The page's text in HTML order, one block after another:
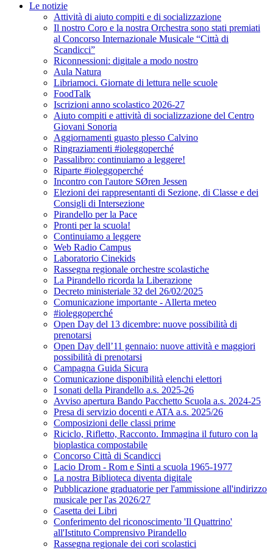
Le notizie
Attività di aiuto compiti e di socializzazione
Il nostro Coro e la nostra Orchestra sono stati premiati
al Concorso Internazionale Musicale “Città di
Scandicci”
Riconnessioni: digitale a modo nostro
Aula Natura
Libriamoci. Giornate di lettura nelle scuole
FoodTalk
Iscrizioni anno scolastico 2026-27
Aiuto compiti e attività di socializzazione del Centro
Giovani Sonoria
Aggiornamenti guasto plesso Calvino
Ringraziamenti #ioleggoperché
Passalibro: continuiamo a leggere!
Riparte #ioleggoperché
Incontro con l'autore SØren Jessen
Elezioni dei rappresentanti di Sezione, di Classe e dei
Consigli di Intersezione
Pirandello per la Pace
Pronti per la scuola!
Continuiamo a leggere
Web Radio Campus
Laboratorio Cinekids
Rassegna regionale orchestre scolastiche
La Pirandello ricorda la Liberazione
Decreto ministeriale 32 del 26/02/2025
Comunicazione importante - Allerta meteo
#ioleggoperché
Open Day del 13 dicembre: nuove possibilità di
prenotarsi
Open Day dell’11 gennaio: nuove attività e maggiori
possibilità di prenotarsi
Campagna Guida Sicura
Comunicazione disponibilità elenchi elettori
I sonati della Pirandello a.s. 2025-26
Avviso apertura Bando Pacchetto Scuola a.s. 2024-25
Presa di servizio docenti e ATA a.s. 2025/26
Composizioni delle classi prime
Riciclo, Rifletto, Racconto. Immagina il futuro con la
bioplastica compostabile
Concorso Città di Scandicci
Lacio Drom - Rom e Sinti a scuola 1965-1977
La nostra Biblioteca diventa digitale
Pubblicazione graduatorie per l'ammissione all'indirizzo
musicale per l'as 2026/27
Casetta dei Libri
Conferimento del riconoscimento 'Il Quattrino'
all'Istituto Comprensivo Pirandello
Rassegna regionale dei cori scolastici